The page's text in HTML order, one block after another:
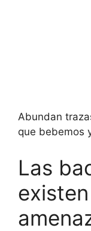
Abundan
que bebemos
Las